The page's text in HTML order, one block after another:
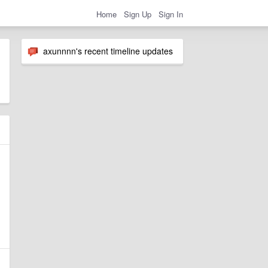
Home Sign Up Sign In
axunnnn's recent timeline updates